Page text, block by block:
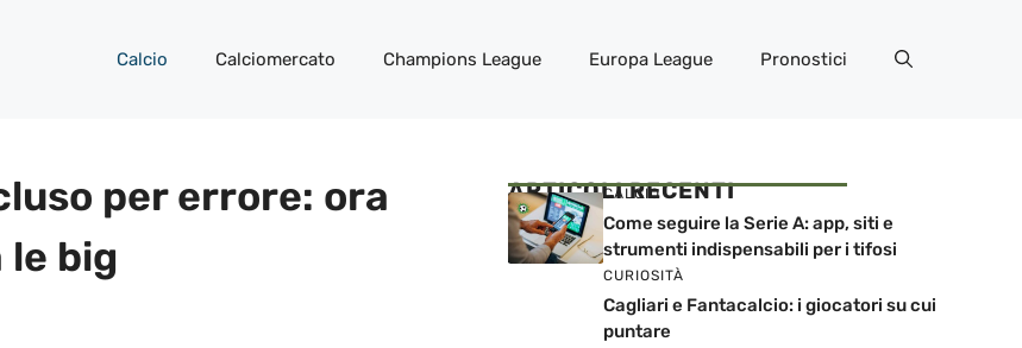
Calcio Calciomercato Champions League Europa League Pronostici
per errore: ora
big
ARTICOLI RECENTI
CALCIO
Come seguire la Serie A: app, siti e
strumenti indispensabili per i tifosi
CURIOSITÀ
Cagliari e Fantacalcio: i giocatori su cui
puntare